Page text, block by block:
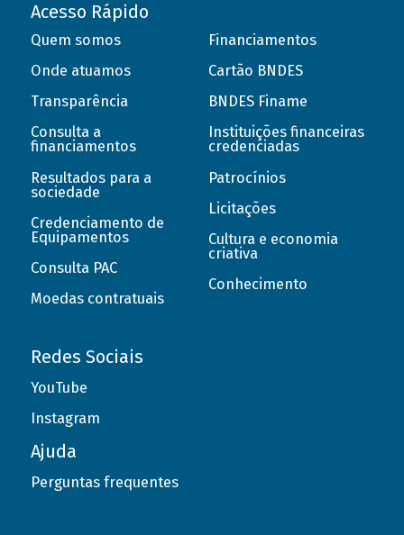
Acesso Rápido
Quem somos
Onde atuamos
Transparência
Consulta a
financiamentos
Resultados para a
sociedade
Credenciamento de
Equipamentos
Consulta PAC
Moedas contratuais
Financiamentos
Cartão BNDES
BNDES Finame
Instituições financeiras
credenciadas
Patrocínios
Licitações
Cultura e economia
criativa
Conhecimento
Redes Sociais
YouTube
Instagram
Ajuda
Perguntas frequentes